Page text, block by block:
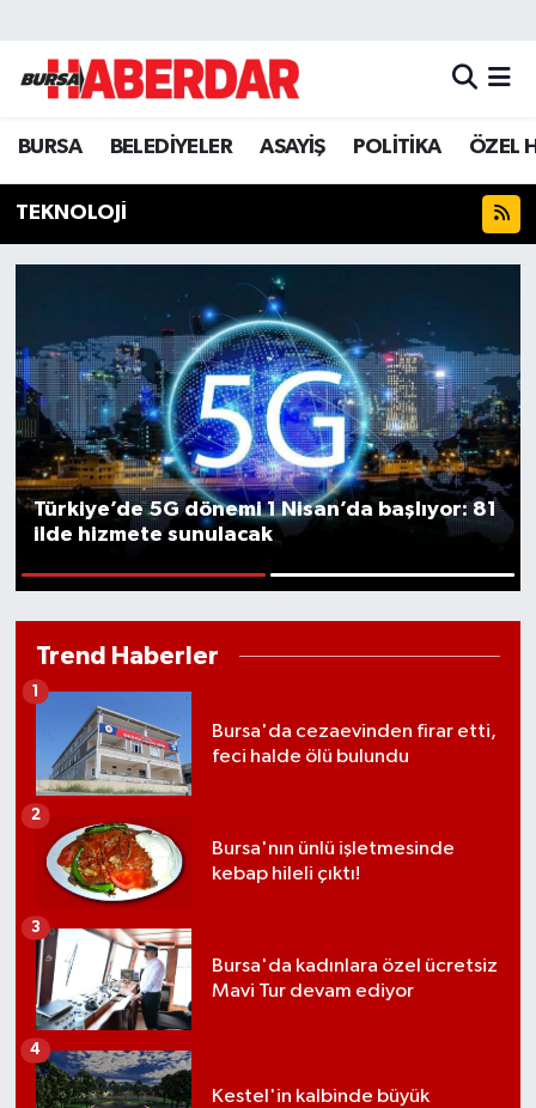
BURSA BELEDİYELER ASAYİŞ POLİTİKA ÖZEL
TEKNOLOJİ
Türkiye’de 5G dönemi 1 Nisan’da başlıyor: 81
ilde hizmete sunulacak
Trend Haberler
Bursa'da cezaevinden firar etti,
feci halde ölü bulundu
1
Bursa'nın ünlü işletmesinde
kebap hileli çıktı!
2
Bursa'da kadınlara özel ücretsiz
Mavi Tur devam ediyor
3
Kestel'in kalbinde büyük
4
Hava Durumu
Trafik Durumu
Süper Lig Puan Durumu ve Fikstür
Son Dakika Haberleri
Haber Arşivi